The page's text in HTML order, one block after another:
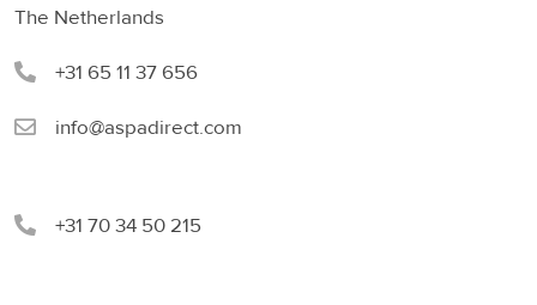
The Netherlands
+31 65 11 37 656
info@aspadirect.com
+31 70 34 50 215